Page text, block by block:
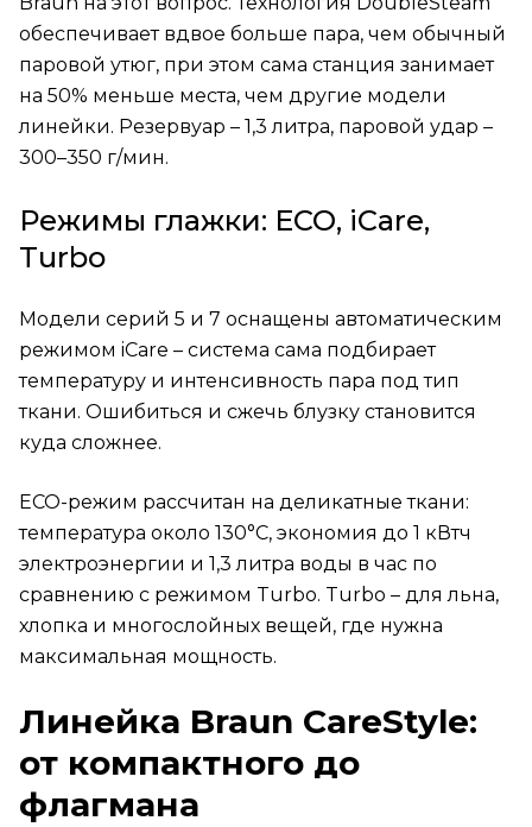
обеспечивает вдвое больше пара, чем обычный
паровой утюг, при этом сама станция занимает
на 50% меньше места, чем другие модели
линейки. Резервуар – 1,3 литра, паровой удар –
300–350 г/мин.
Режимы глажки: ECO, iCare,
Turbo
Модели серий 5 и 7 оснащены автоматическим
режимом iCare – система сама подбирает
температуру и интенсивность пара под тип
ткани. Ошибиться и сжечь блузку становится
куда сложнее.
ECO-режим рассчитан на деликатные ткани:
температура около 130°C, экономия до 1 кВтч
электроэнергии и 1,3 литра воды в час по
сравнению с режимом Turbo. Turbo – для льна,
хлопка и многослойных вещей, где нужна
максимальная мощность.
Линейка Braun CareStyle:
от компактного до
флагмана